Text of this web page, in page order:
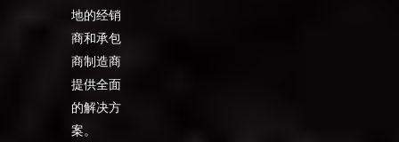
地的经销
商和承包
商制造商
提供全面
的解决方
案。